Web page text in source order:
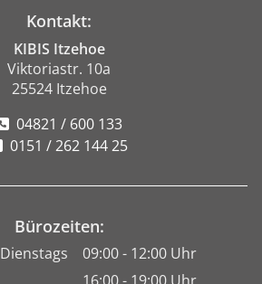
Kontakt:
KIBIS Itzehoe
Viktoriastr. 10a
25524 Itzehoe
04821 / 600 133
0151 / 262 144 25
Bürozeiten:
09:00 - 12:00 Uhr